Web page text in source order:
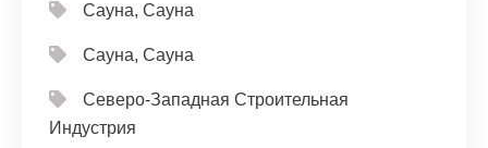
Сауна, Сауна
Сауна, Сауна
Северо-Западная Строительная
Индустрия